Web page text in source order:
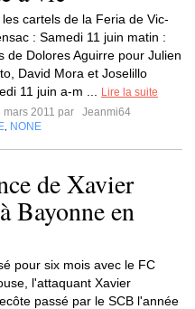
les cartels de la Feria de Vic-
: Samedi 11 juin matin :
de Dolores Aguirre pour Julien
David Mora et Joselillo
11 juin a-m ...
Lire la suite
mars 2011 par
Jeanmi64
NONE
de Xavier
Bayonne en
pour six mois avec le FC
l'attaquant Xavier
passé par le SCB l'année